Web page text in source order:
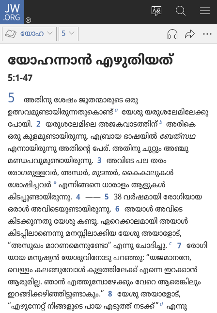
JW.ORG
സൈറ്റ്
ഭാഷ
മാറ്റുക
ലോഗ്
ഇൻ
(പുതിയ
പേജ്
തുറക്കുക)
JW.ORG
വെബ്‌​
സൈ​
യോഹ 5
യോഹ​ന്നാൻ എഴുതി​യത്‌
5:1-47
5
അതിനു ശേഷം ജൂതന്മാ​രു​ടെ ഒരു
ഉത്സവമുണ്ടായിരുന്നതുകൊണ്ട്‌ a യേശു യരുശ​ലേ​മി​ലേക്കു
പോയി. 2 യരുശ​ലേ​മി​ലെ അജകവാടത്തിന്‌ b അരികെ
ഒരു കുളമുണ്ടായിരുന്നു. എബ്രായ ഭാഷയിൽ ബേത്‌സഥ
എന്നായി​രു​ന്നു അതിന്റെ പേര്‌. അതിനു ചുറ്റും അഞ്ചു
മണ്ഡപവുമുണ്ടായിരുന്നു. 3 അവിടെ പല തരം
രോഗമുള്ളവർ, അന്ധർ, മുടന്തർ, കൈകാ​ലു​കൾ
ശോഷിച്ചവർ * എന്നിങ്ങനെ ധാരാളം ആളുകൾ
കിടപ്പുണ്ടായിരുന്നു. 4 —— 5 38 വർഷമാ​യി രോഗി​യായ
ഒരാൾ അവിടെയുണ്ടായിരുന്നു. 6 അയാൾ അവിടെ
കിടക്കു​ന്നതു യേശു കണ്ടു. ഏറെക്കാ​ല​മാ​യി അയാൾ
കിടപ്പി​ലാ​ണെന്നു മനസ്സി​ലാ​ക്കിയ യേശു അയാളോട്‌,
“അസുഖം മാറണ​മെ​ന്നു​ണ്ടോ” എന്നു ചോദിച്ചു. c 7 രോഗി​
യായ മനുഷ്യൻ യേശു​വി​നോ​ടു പറഞ്ഞു: “യജമാനനേ,
വെള്ളം കലങ്ങു​മ്പോൾ കുളത്തി​ലേക്ക്‌ എന്നെ ഇറക്കാൻ
ആരുമില്ല. ഞാൻ എത്തു​മ്പോ​ഴേ​ക്കും വേറെ ആരെങ്കി​ലും
ഇറങ്ങിക്കഴിഞ്ഞിട്ടുണ്ടാകും.” 8 യേശു അയാളോട്‌,
“എഴുന്നേറ്റ്‌ നിങ്ങളു​ടെ പായ എടുത്ത്‌ നടക്ക്‌” d എന്നു